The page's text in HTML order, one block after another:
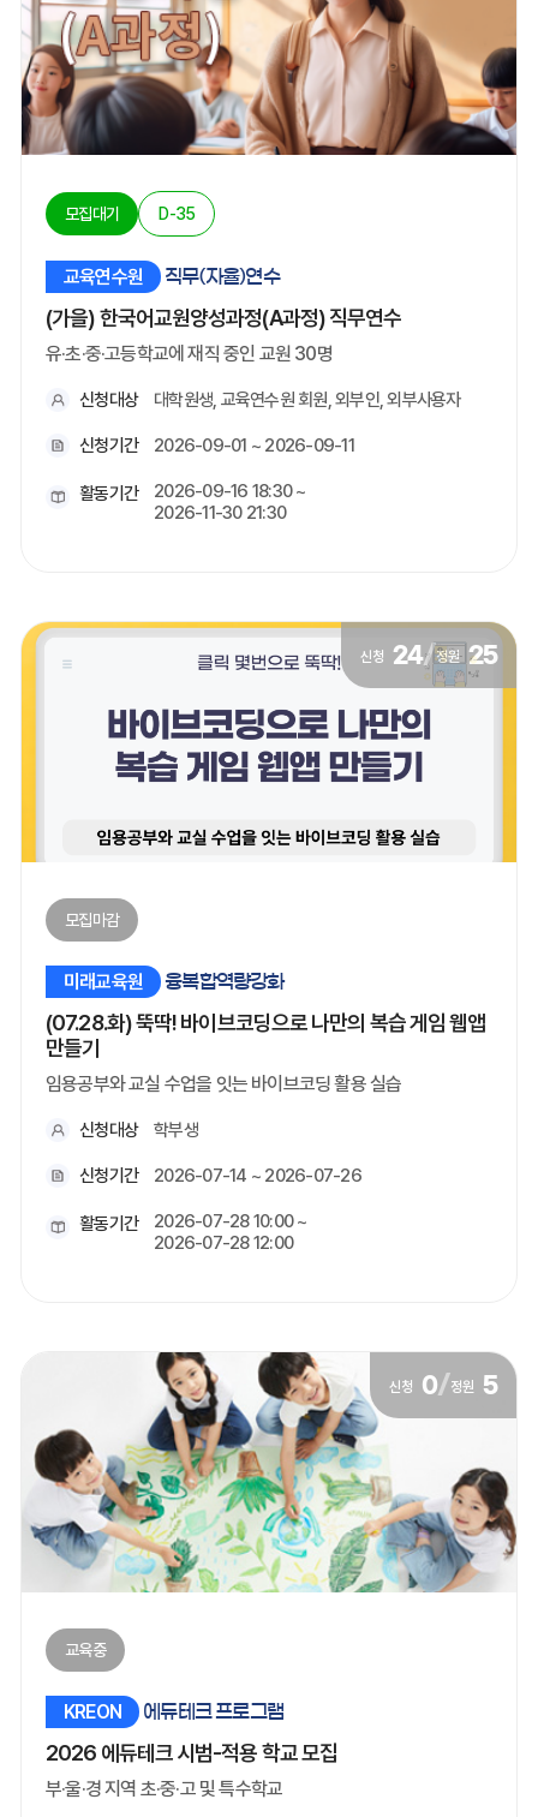
모집대기 D-35
교육연수원 직무(자율)연수
(가을) 한국어교원양성과정(A과정) 직무연수
유·초·중·고등학교에 재직 중인 교원 30명
신청대상 대학원생, 교육연수원 회원, 외부인, 외부사용자
신청기간 2026-09-01 ~ 2026-09-11
활동기간
2026-09-16 18:30 ~
2026-11-30 21:30
신청 24/정원 25
모집마감
미래교육원 융복합역량강화
(07.28.화) 뚝딱! 바이브코딩으로 나만의 복습 게임 웹앱
만들기
임용공부와 교실 수업을 잇는 바이브코딩 활용 실습
신청대상 학부생
신청기간 2026-07-14 ~ 2026-07-26
활동기간
2026-07-28 10:00 ~
2026-07-28 12:00
신청 0/정원 5
교육중
KREON 에듀테크 프로그램
2026 에듀테크 시범-적용 학교 모집
부·울·경 지역 초·중·고 및 특수학교